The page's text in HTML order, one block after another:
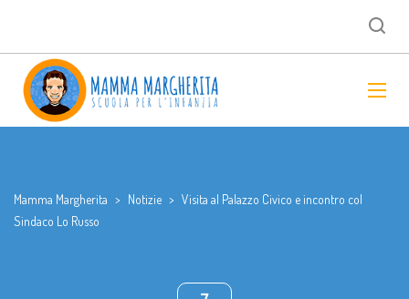
Mamma Margherita > Notizie > Visita al Palazzo Civico e incontro col
Sindaco Lo Russo